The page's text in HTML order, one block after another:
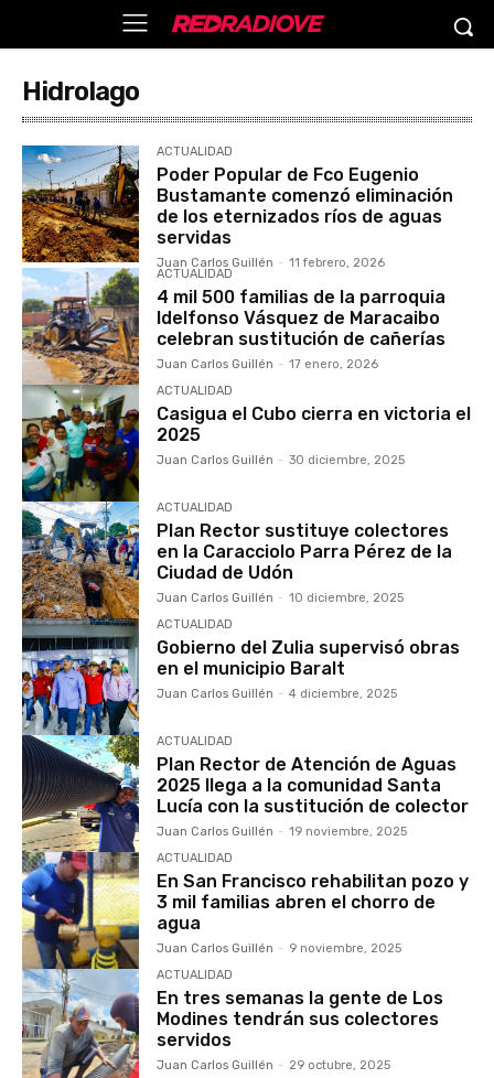
Hidrolago
ACTUALIDAD
Poder Popular de Fco Eugenio
Bustamante comenzó eliminación
de los eternizados ríos de aguas
servidas
Juan Carlos Guillén - 11 febrero, 2026
ACTUALIDAD
4 mil 500 familias de la parroquia
Idelfonso Vásquez de Maracaibo
celebran sustitución de cañerías
Juan Carlos Guillén - 17 enero, 2026
ACTUALIDAD
Casigua el Cubo cierra en victoria el
2025
Juan Carlos Guillén - 30 diciembre, 2025
ACTUALIDAD
Plan Rector sustituye colectores
en la Caracciolo Parra Pérez de la
Ciudad de Udón
Juan Carlos Guillén - 10 diciembre, 2025
ACTUALIDAD
Gobierno del Zulia supervisó obras
en el municipio Baralt
Juan Carlos Guillén - 4 diciembre, 2025
ACTUALIDAD
Plan Rector de Atención de Aguas
2025 llega a la comunidad Santa
Lucía con la sustitución de colector
Juan Carlos Guillén - 19 noviembre, 2025
ACTUALIDAD
En San Francisco rehabilitan pozo y
3 mil familias abren el chorro de
agua
Juan Carlos Guillén - 9 noviembre, 2025
ACTUALIDAD
En tres semanas la gente de Los
Modines tendrán sus colectores
servidos
Juan Carlos Guillén - 29 octubre, 2025